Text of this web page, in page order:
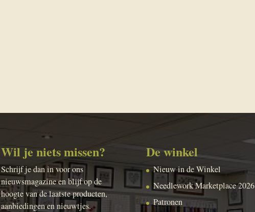
Wil je niets missen?
Schrijf je dan in voor ons
nieuwsmagazine en blijf op de
hoogte van de laatste producten,
aanbiedingen en nieuwtjes.
De winkel
Nieuw in de Winkel
Needlework Marketplace 2026
Patronen